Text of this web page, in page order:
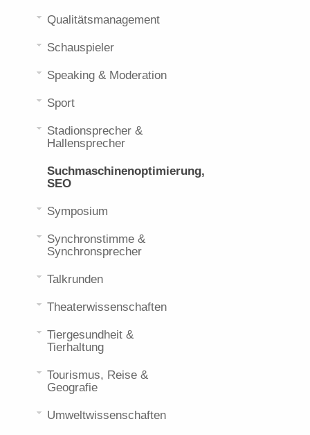
Qualitätsmanagement
Schauspieler
Speaking & Moderation
Sport
Stadionsprecher &
Hallensprecher
Suchmaschinenoptimierung,
SEO
Symposium
Synchronstimme &
Synchronsprecher
Talkrunden
Theaterwissenschaften
Tiergesundheit &
Tierhaltung
Tourismus, Reise &
Geografie
Umweltwissenschaften